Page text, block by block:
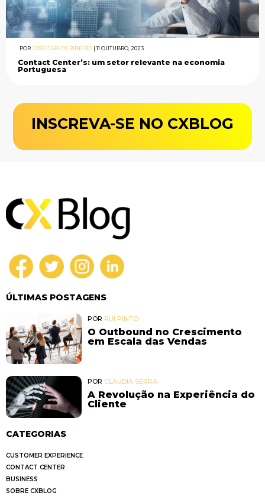
PORJOSÉ CARLOS RIBEIRO |11 OUTUBRO, 2023
Contact Center’s: um setor relevante na economia
Portuguesa
INSCREVA-SE NO CXBLOG
ÚLTIMAS POSTAGENS
POR RUI PINTO
O Outbound no Crescimento
em Escala das Vendas
POR CLÁUDIA SERRA
A Revolução na Experiência do
Cliente
CATEGORIAS
CUSTOMER EXPERIENCE
CONTACT CENTER
BUSINESS
SOBRE CXBLOG